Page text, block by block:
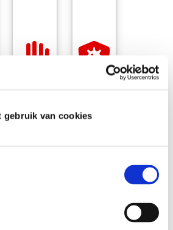
gebruik van cookies